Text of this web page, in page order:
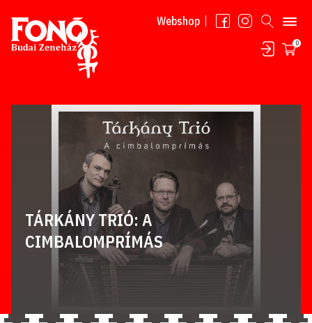
Tovább a tartalomhoz Webshop
0
TÁRKÁNY TRIÓ: A
CIMBALOMPRÍMÁS